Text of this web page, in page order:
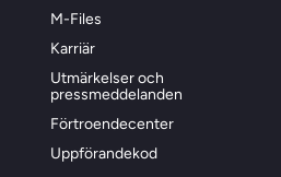
M-Files
Karriär
Utmärkelser och
pressmeddelanden
Förtroendecenter
Uppförandekod